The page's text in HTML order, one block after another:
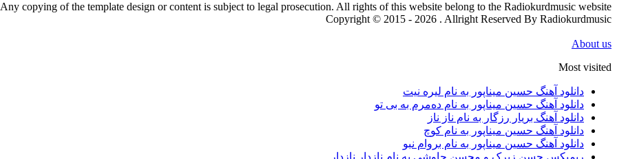
Any copying of the template design or content is subject to legal prosecution. All rights of this website belong to the Radiokurdmusic website
Copyright © 2015 - 2026 . Allright Reserved By Radiokurdmusic
About us
Most visited
دانلود آهنگ حسین میناپور به نام لیره نیت
دانلود آهنگ حسین میناپور به نام دەمرم بە بی تو
دانلود آهنگ بریار رزگار به نام ناز ناز
دانلود آهنگ حسین میناپور به نام کوچ
دانلود آهنگ حسین میناپور به نام بروام نبو
ریمیکس حسن زیرک و محسن چاوشی به نام نازدار نازدار